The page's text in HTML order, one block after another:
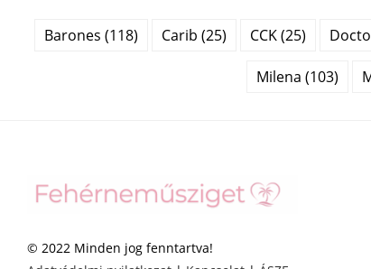
Barones (118) Carib (25) CCK (25)
Milena (103)
© 2022 Minden jog fenntartva!